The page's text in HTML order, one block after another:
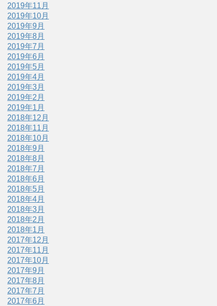
2019年11月
2019年10月
2019年9月
2019年8月
2019年7月
2019年6月
2019年5月
2019年4月
2019年3月
2019年2月
2019年1月
2018年12月
2018年11月
2018年10月
2018年9月
2018年8月
2018年7月
2018年6月
2018年5月
2018年4月
2018年3月
2018年2月
2018年1月
2017年12月
2017年11月
2017年10月
2017年9月
2017年8月
2017年7月
2017年6月